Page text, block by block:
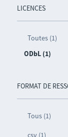
LICENCES
Toutes (1)
ODbL (1)
FORMAT DE
Tous (1)